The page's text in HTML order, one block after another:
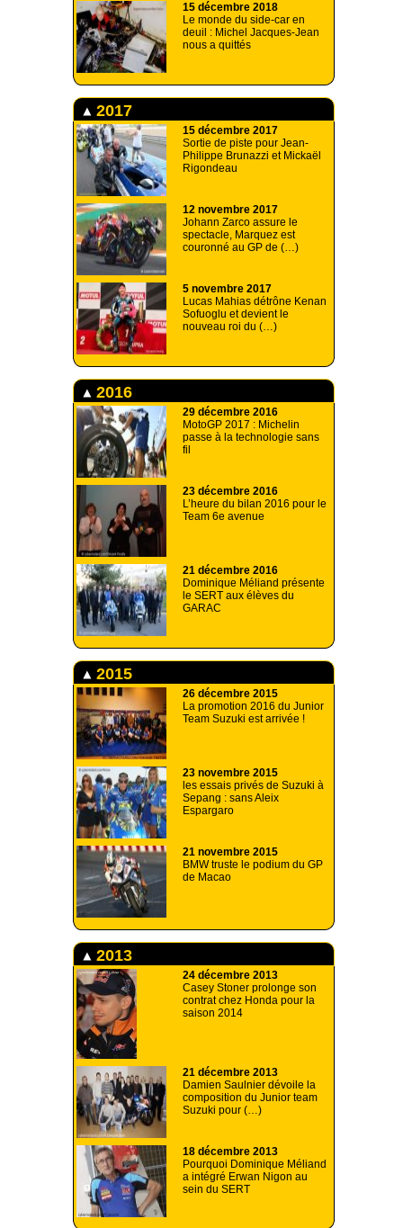
15 décembre 2018
Le monde du side-car en
deuil : Michel Jacques-Jean
nous a quittés
2017
15 décembre 2017
Sortie de piste pour Jean-
Philippe Brunazzi et Mickaël
Rigondeau
12 novembre 2017
Johann Zarco assure le
spectacle, Marquez est
couronné au GP de (…)
5 novembre 2017
Lucas Mahias détrône Kenan
Sofuoglu et devient le
nouveau roi du (…)
2016
29 décembre 2016
MotoGP 2017 : Michelin
passe à la technologie sans
fil
23 décembre 2016
L’heure du bilan 2016 pour le
Team 6e avenue
21 décembre 2016
Dominique Méliand présente
le SERT aux élèves du
GARAC
2015
26 décembre 2015
La promotion 2016 du Junior
Team Suzuki est arrivée !
23 novembre 2015
les essais privés de Suzuki à
Sepang : sans Aleix
Espargaro
21 novembre 2015
BMW truste le podium du GP
de Macao
2013
24 décembre 2013
Casey Stoner prolonge son
contrat chez Honda pour la
saison 2014
21 décembre 2013
Damien Saulnier dévoile la
composition du Junior team
Suzuki pour (…)
18 décembre 2013
Pourquoi Dominique Méliand
a intégré Erwan Nigon au
sein du SERT